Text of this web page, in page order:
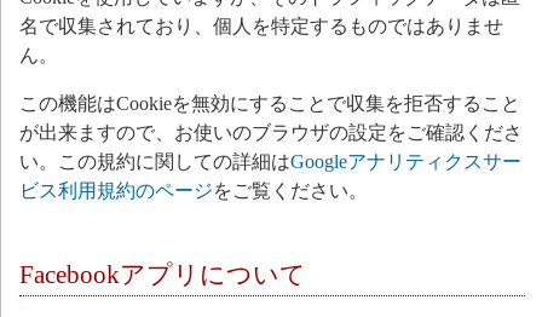
名で収集されており、個人を特定するものではありませ
ん。
この機能はCookieを無効にすることで収集を拒否すること
が出来ますので、お使いのブラウザの設定をご確認くださ
い。この規約に関しての詳細はGoogleアナリティクスサー
ビス利用規約のページをご覧ください。
Facebookアプリについて